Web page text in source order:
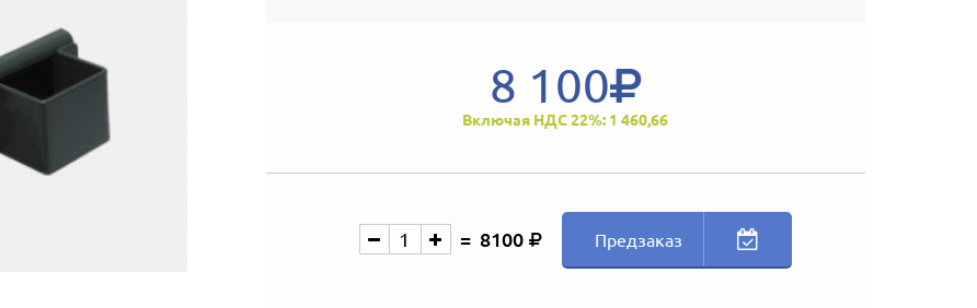
8 100
Включая НДС 22%: 1 460,66
8100 Предзаказ